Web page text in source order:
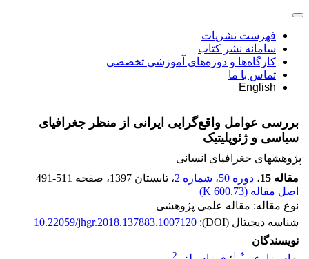
فهرست نشریات
سامانه نشر کتاب
کارگاه‌ها و دوره‌های آموزشی تخصصی
تماس با ما
English
بررسی عوامل واقع‌گرایی ایرانی از منظر جغرافیای
سیاسی و ژئوپلیتیک
پژوهشهای جغرافیای انسانی
مقاله 15
، دوره 50، شماره 2 ، تابستان 1397 ، صفحه 491-511
اصل مقاله (600.73 K
)
نوع مقاله: مقاله علمی پژوهشی
شناسه دیجیتال (DOI):
10.22059/jhgr.2018.137883.1007120
نویسندگان
*
1
2